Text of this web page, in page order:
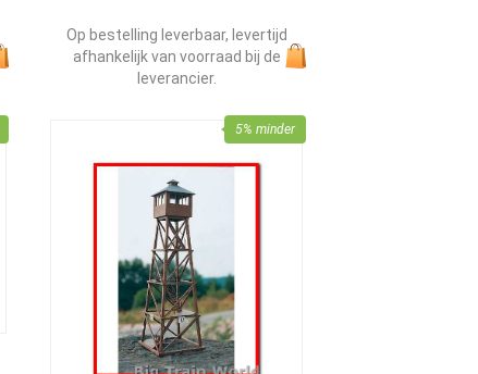
Op bestelling leverbaar, levertijd
afhankelijk van voorraad bij de
leverancier.
5% minder